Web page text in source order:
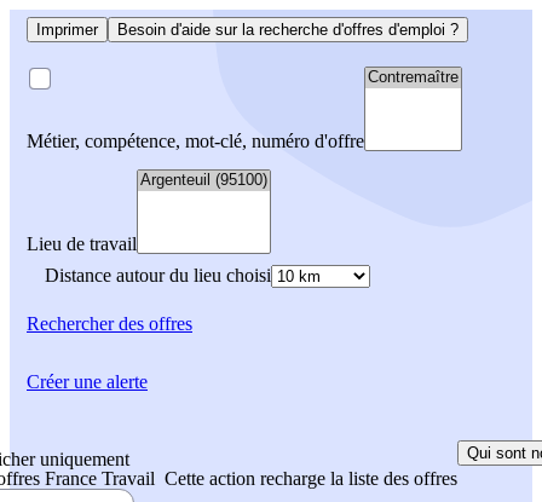
Imprimer Besoin d'aide sur la recherche d'offres d'emploi ?
Métier, compétence, mot-clé, numéro d'offre
Lieu de travail
Distance autour du lieu choisi
Rechercherdes offres
uniquement
France Travail Cette action recharge la liste des offres
Qui sont
Créer une alerte